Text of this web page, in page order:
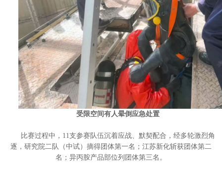
受限空间有人晕倒应急处置
比赛过程中，11支参赛队伍沉着应战、默契配合，经多轮激烈角
逐，研究院二队（中试）摘得团体第一名；江苏新化斩获团体第二
名；异丙胺产品部位列团体第三名。